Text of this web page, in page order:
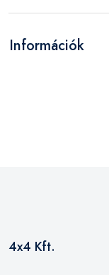
Információk
4x4 Kft.